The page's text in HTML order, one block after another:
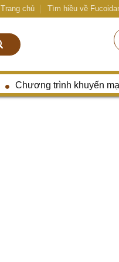
Trang chủ Tìm hiều về
Chương trình khuyến mại